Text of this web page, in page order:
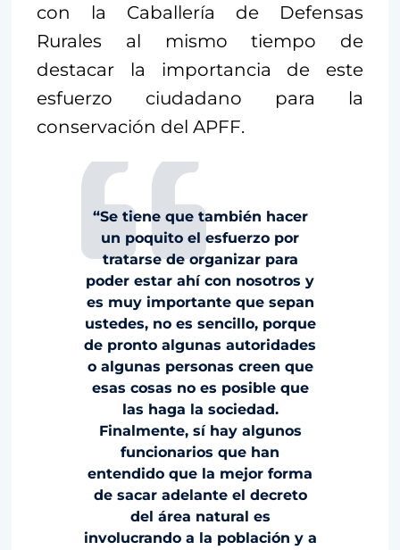
con la Caballería de Defensas
Rurales al mismo tiempo de
destacar la importancia de este
esfuerzo ciudadano para la
conservación del APFF.
“Se tiene que también hacer
un poquito el esfuerzo por
tratarse de organizar para
poder estar ahí con nosotros y
es muy importante que sepan
ustedes, no es sencillo, porque
de pronto algunas autoridades
o algunas personas creen que
esas cosas no es posible que
las haga la sociedad.
Finalmente, sí hay algunos
funcionarios que han
entendido que la mejor forma
de sacar adelante el decreto
del área natural es
involucrando a la población y a